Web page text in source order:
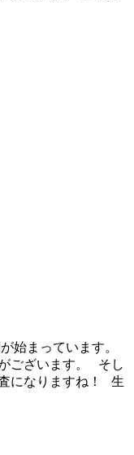
始まっています。
ございます。 そし
になりますね！ 生